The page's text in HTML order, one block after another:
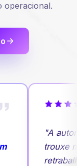
operacional.
"A
trouxe